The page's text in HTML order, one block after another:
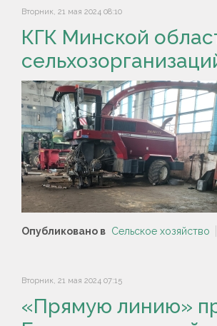
Вторник, 21 мая 2024 08:10
КГК Минской
Опубликовано в Сельское хозяйство
Вторник, 21 мая 2024 07:15
«Прямую линию»